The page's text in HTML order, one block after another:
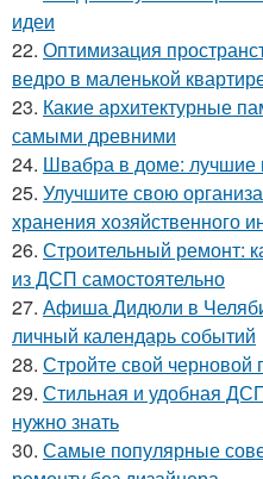
идеи
22. Оптимизация
ведро в маленькой
23. Какие архитектурные
самыми древними
24. Швабра в доме: лучшие
25. Улучшите свою
хранения хозяйственного
26. Строительный ремонт:
из ДСП самостоятельно
27. Афиша Дидюли в
личный календарь событий
28. Стройте свой черновой
29. Стильная и удобная
нужно знать
30. Самые популярные